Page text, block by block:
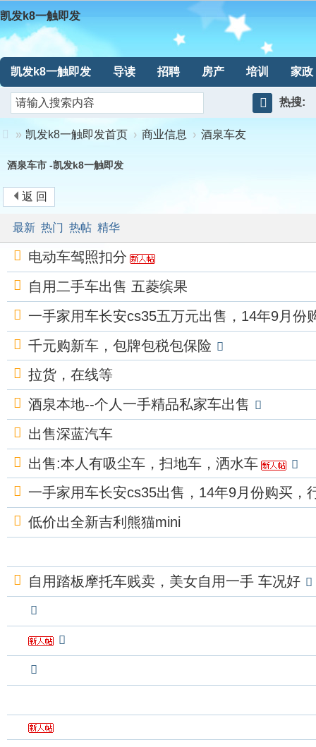
凯发k8一触即发
凯发k8一触即发 导读 招聘 房产 培训 家政
热搜:
凯
» 凯发k8一触即发首页 › 商业信息 › 酒泉车友
酒泉车市 -凯发k8一触即发
返 回
最新 热门 热帖 精华
电动车驾照扣分
自用二手车出售 五菱缤果
一手家用车长安cs35五万元出售，14年9月份
千元购新车，包牌包税包保险
拉货，在线等
酒泉本地--个人一手精品私家车出售
出售深蓝汽车
出售:本人有吸尘车，扫地车，洒水车
一手家用车长安cs35出售，14年9月份购买，
低价出全新吉利熊猫mini
自用踏板摩托车贱卖，美女自用一手 车况好